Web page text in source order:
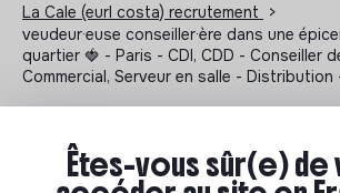
La Cale (eurl costa) recrutement
>
veudeur·euse conseiller·ère dans une
quartier 🍓​ - Paris - CDI, CDD - Conseiller
Commercial, Serveur en salle -
Notre sélection de
Êtes-vous sûr(e)